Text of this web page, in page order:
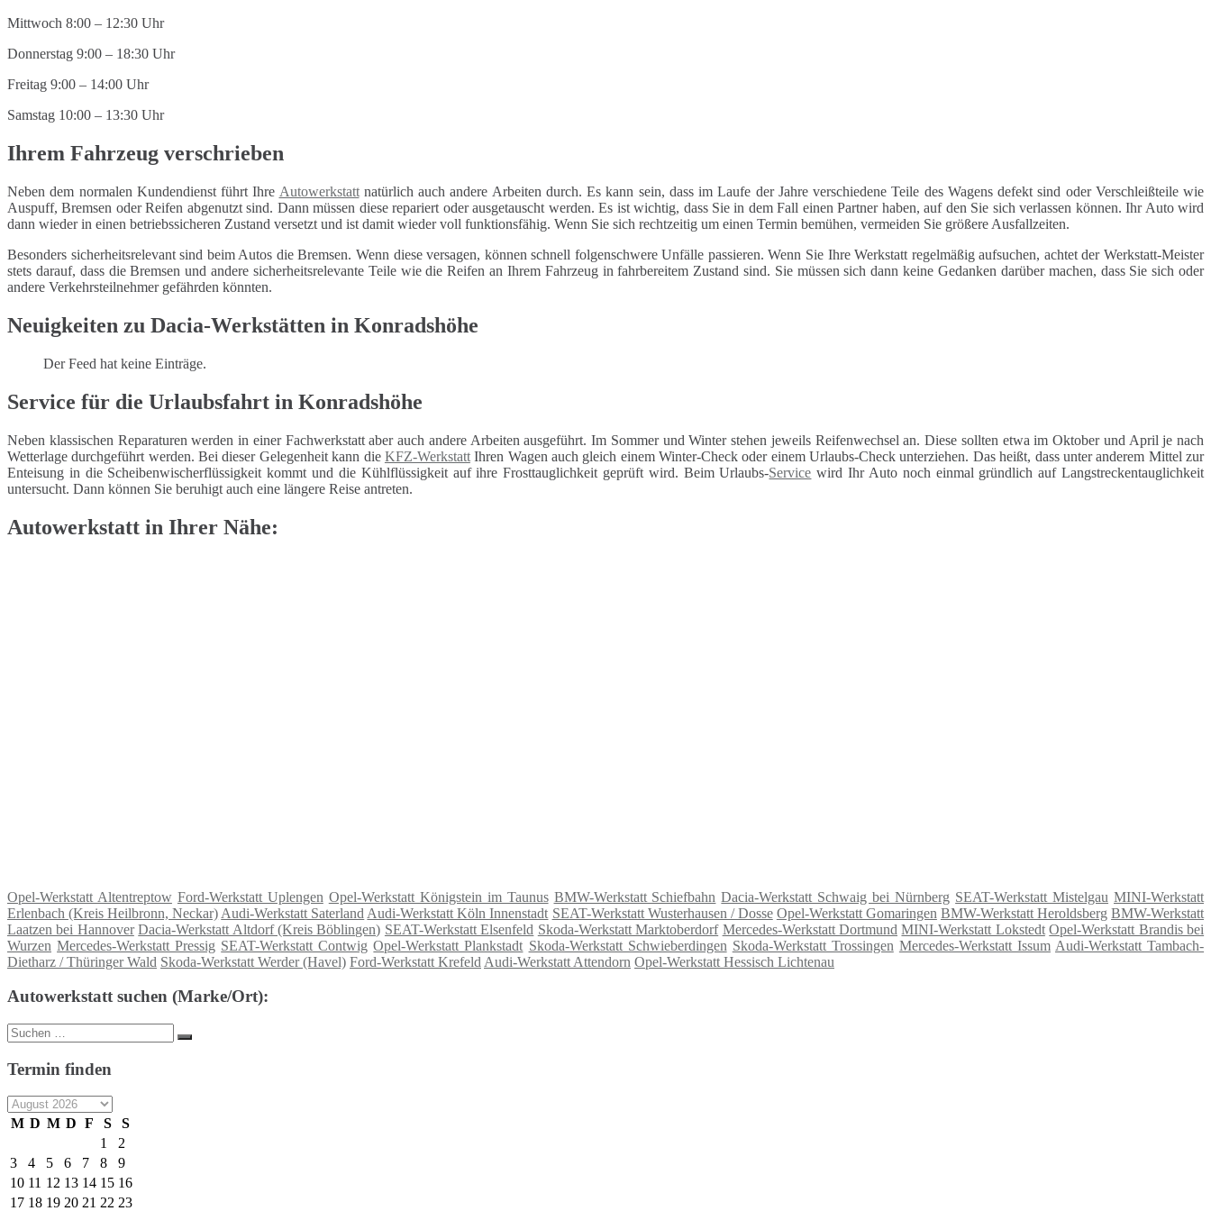
Mittwoch 8:00 – 12:30 Uhr
Donnerstag 9:00 – 18:30 Uhr
Freitag 9:00 – 14:00 Uhr
Samstag 10:00 – 13:30 Uhr
Ihrem Fahrzeug verschrieben
Neben dem normalen Kundendienst führt Ihre Autowerkstattnatürlich auch andere Arbeiten durch. Es kann sein, dass im Laufe der Jahre verschiedene Teile des Wagens defekt sind oder Verschleißteile wie
Auspuff, Bremsen oder Reifen abgenutzt sind. Dann müssen diese repariert oder ausgetauscht werden. Es ist wichtig, dass Sie in dem Fall einen Partner haben, auf den Sie sich verlassen können. Ihr Auto wird
dann wieder in einen betriebssicheren Zustand versetzt und ist damit wieder voll funktionsfähig. Wenn Sie sich rechtzeitig um einen Termin bemühen, vermeiden Sie größere Ausfallzeiten.
Besonders sicherheitsrelevant sind beim Autos die Bremsen. Wenn diese versagen, können schnell folgenschwere Unfälle passieren. Wenn Sie Ihre Werkstatt regelmäßig aufsuchen, achtet der Werkstatt-Meister
stets darauf, dass die Bremsen und andere sicherheitsrelevante Teile wie die Reifen an Ihrem Fahrzeug in fahrbereitem Zustand sind. Sie müssen sich dann keine Gedanken darüber machen, dass Sie sich oder
andere Verkehrsteilnehmer gefährden könnten.
Neuigkeiten zu Dacia-Werkstätten in Konradshöhe
Der Feed hat keine Einträge.
Service für die Urlaubsfahrt in Konradshöhe
Neben klassischen Reparaturen werden in einer Fachwerkstatt aber auch andere Arbeiten ausgeführt. Im Sommer und Winter stehen jeweils Reifenwechsel an. Diese sollten etwa im Oktober und April je nach
Wetterlage durchgeführt werden. Bei dieser Gelegenheit kann die KFZ-WerkstattIhren Wagen auch gleich einem Winter-Check oder einem Urlaubs-Check unterziehen. Das heißt, dass unter anderem Mittel zur
Enteisung in die Scheibenwischerflüssigkeit kommt und die Kühlflüssigkeit auf ihre Frosttauglichkeit geprüft wird. Beim Urlaubs-Service wird Ihr Auto noch einmal gründlich auf Langstreckentauglichkeit
untersucht. Dann können Sie beruhigt auch eine längere Reise antreten.
Autowerkstatt in Ihrer Nähe:
Opel-Werkstatt Altentreptow Ford-Werkstatt Uplengen Opel-Werkstatt Königstein im Taunus BMW-Werkstatt Schiefbahn Dacia-Werkstatt Schwaig bei Nürnberg SEAT-Werkstatt Mistelgau MINI-Werkstatt
Erlenbach (Kreis Heilbronn, Neckar) Audi-Werkstatt Saterland Audi-Werkstatt Köln Innenstadt SEAT-Werkstatt Wusterhausen / Dosse Opel-Werkstatt Gomaringen BMW-Werkstatt Heroldsberg BMW-Werkstatt
Laatzen bei Hannover Dacia-Werkstatt Altdorf (Kreis Böblingen) SEAT-Werkstatt Elsenfeld Skoda-Werkstatt Marktoberdorf Mercedes-Werkstatt Dortmund MINI-Werkstatt Lokstedt Opel-Werkstatt Brandis bei
Wurzen Mercedes-Werkstatt Pressig SEAT-Werkstatt Contwig Opel-Werkstatt Plankstadt Skoda-Werkstatt Schwieberdingen Skoda-Werkstatt Trossingen Mercedes-Werkstatt Issum Audi-Werkstatt Tambach-
Dietharz / Thüringer Wald Skoda-Werkstatt Werder (Havel) Ford-Werkstatt Krefeld Audi-Werkstatt Attendorn Opel-Werkstatt Hessisch Lichtenau
Autowerkstatt suchen (Marke/Ort):
Suche
nach:
Suchen
Termin finden
M D M D F S
S
1
2
3
4 5 6 7 8
9
10 11 12 13 14 15 16
17 18 19 20 21 22 23